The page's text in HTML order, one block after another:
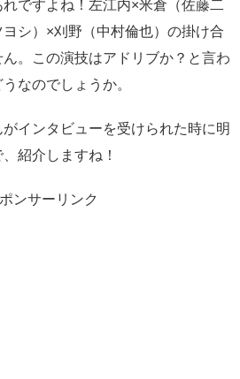
ですよね！左江内×米倉（佐藤二
シ）×刈野（中村倫也）の掛け合
。この演技はアドリブか？と言わ
なのでしょうか。
インタビューを受けられた時に明
紹介しますね！
ンサーリンク